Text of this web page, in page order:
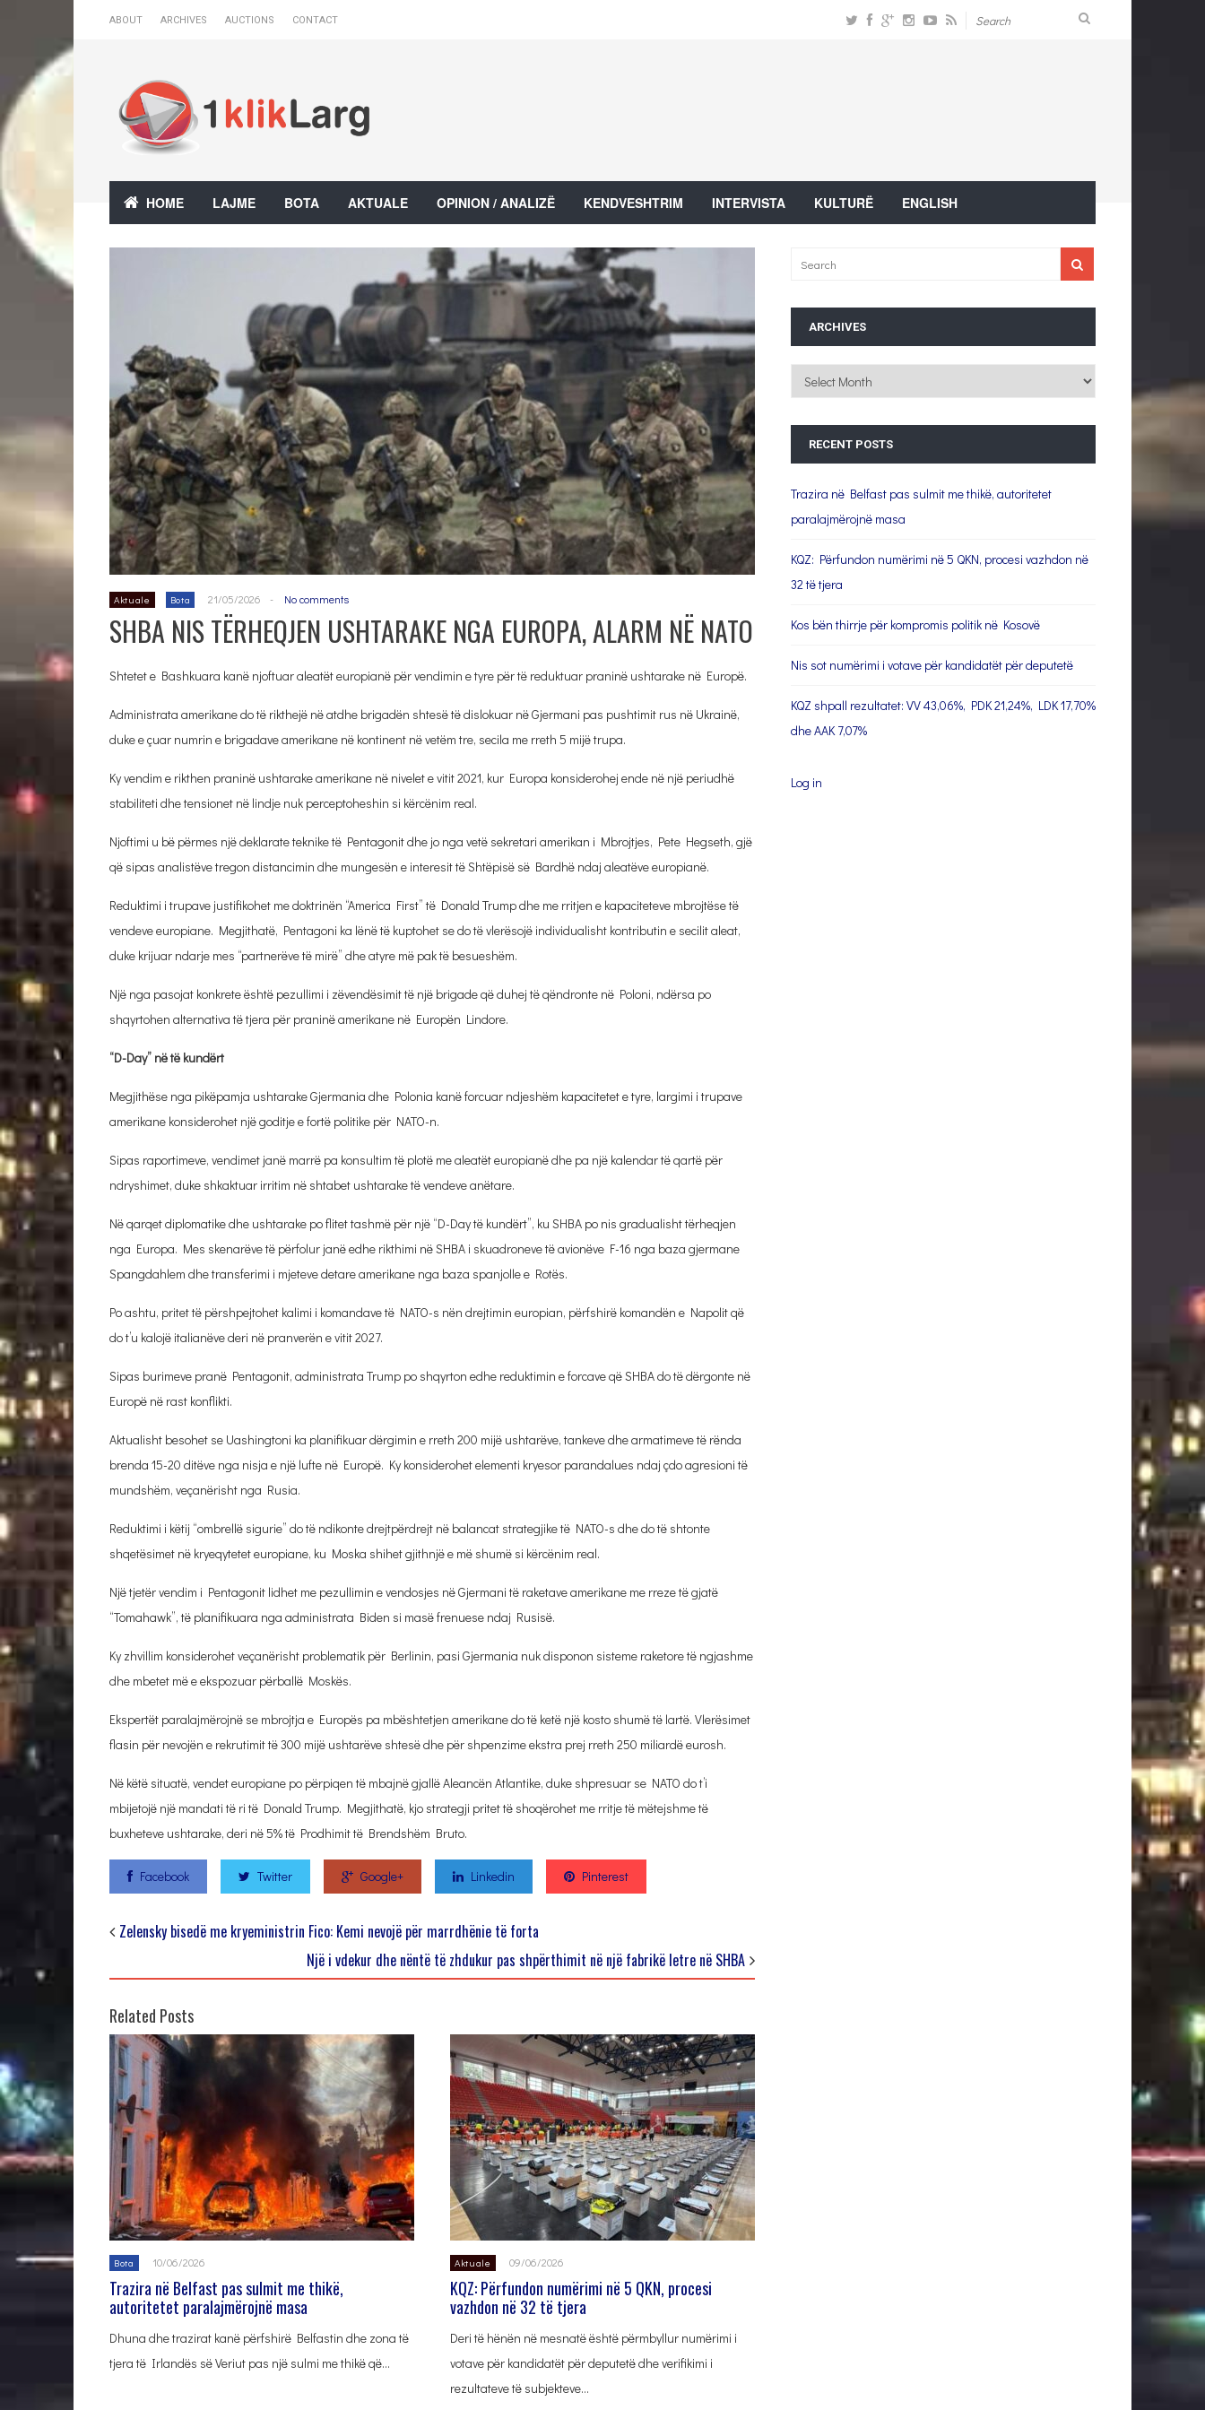
ABOUT ARCHIVES AUCTIONS CONTACT
HOME LAJME BOTA AKTUALE OPINION / ANALIZË KENDVESHTRIM INTERVISTA KULTURË ENGLISH
Aktuale Bota 21/05/2026 - No comments
SHBA NIS TËRHEQJEN USHTARAKE NGA EUROPA, ALARM NË NATO
Shtetet e Bashkuara kanë njoftuar aleatët europianë për vendimin e tyre për të reduktuar praninë ushtarake në Europë.
Administrata amerikane do të rikthejë në atdhe brigadën shtesë të dislokuar në Gjermani pas pushtimit rus në Ukrainë,
duke e çuar numrin e brigadave amerikane në kontinent në vetëm tre, secila me rreth 5 mijë trupa.
Ky vendim e rikthen praninë ushtarake amerikane në nivelet e vitit 2021, kur Europa konsiderohej ende në një periudhë
stabiliteti dhe tensionet në lindje nuk perceptoheshin si kërcënim real.
Njoftimi u bë përmes një deklarate teknike të Pentagonit dhe jo nga vetë sekretari amerikan i Mbrojtjes, Pete Hegseth, gjë
që sipas analistëve tregon distancimin dhe mungesën e interesit të Shtëpisë së Bardhë ndaj aleatëve europianë.
Reduktimi i trupave justifikohet me doktrinën “America First” të Donald Trump dhe me rritjen e kapaciteteve mbrojtëse të
vendeve europiane. Megjithatë, Pentagoni ka lënë të kuptohet se do të vlerësojë individualisht kontributin e secilit aleat,
duke krijuar ndarje mes “partnerëve të mirë” dhe atyre më pak të besueshëm.
Një nga pasojat konkrete është pezullimi i zëvendësimit të një brigade që duhej të qëndronte në Poloni, ndërsa po
shqyrtohen alternativa të tjera për praninë amerikane në Europën Lindore.
“D-Day” në të kundërt
Megjithëse nga pikëpamja ushtarake Gjermania dhe Polonia kanë forcuar ndjeshëm kapacitetet e tyre, largimi i trupave
amerikane konsiderohet një goditje e fortë politike për NATO-n.
Sipas raportimeve, vendimet janë marrë pa konsultim të plotë me aleatët europianë dhe pa një kalendar të qartë për
ndryshimet, duke shkaktuar irritim në shtabet ushtarake të vendeve anëtare.
Në qarqet diplomatike dhe ushtarake po flitet tashmë për një “D-Day të kundërt”, ku SHBA po nis gradualisht tërheqjen
nga Europa. Mes skenarëve të përfolur janë edhe rikthimi në SHBA i skuadroneve të avionëve F-16 nga baza gjermane
Spangdahlem dhe transferimi i mjeteve detare amerikane nga baza spanjolle e Rotës.
Po ashtu, pritet të përshpejtohet kalimi i komandave të NATO-s nën drejtimin europian, përfshirë komandën e Napolit që
do t’u kalojë italianëve deri në pranverën e vitit 2027.
Sipas burimeve pranë Pentagonit, administrata Trump po shqyrton edhe reduktimin e forcave që SHBA do të dërgonte në
Europë në rast konflikti.
Aktualisht besohet se Uashingtoni ka planifikuar dërgimin e rreth 200 mijë ushtarëve, tankeve dhe armatimeve të rënda
brenda 15-20 ditëve nga nisja e një lufte në Europë. Ky konsiderohet elementi kryesor parandalues ndaj çdo agresioni të
mundshëm, veçanërisht nga Rusia.
Reduktimi i këtij “ombrellë sigurie” do të ndikonte drejtpërdrejt në balancat strategjike të NATO-s dhe do të shtonte
shqetësimet në kryeqytetet europiane, ku Moska shihet gjithnjë e më shumë si kërcënim real.
Një tjetër vendim i Pentagonit lidhet me pezullimin e vendosjes në Gjermani të raketave amerikane me rreze të gjatë
“Tomahawk”, të planifikuara nga administrata Biden si masë frenuese ndaj Rusisë.
Ky zhvillim konsiderohet veçanërisht problematik për Berlinin, pasi Gjermania nuk disponon sisteme raketore të ngjashme
dhe mbetet më e ekspozuar përballë Moskës.
Ekspertët paralajmërojnë se mbrojtja e Europës pa mbështetjen amerikane do të ketë një kosto shumë të lartë. Vlerësimet
flasin për nevojën e rekrutimit të 300 mijë ushtarëve shtesë dhe për shpenzime ekstra prej rreth 250 miliardë eurosh.
Në këtë situatë, vendet europiane po përpiqen të mbajnë gjallë Aleancën Atlantike, duke shpresuar se NATO do t’i
mbijetojë një mandati të ri të Donald Trump. Megjithatë, kjo strategji pritet të shoqërohet me rritje të mëtejshme të
buxheteve ushtarake, deri në 5% të Prodhimit të Brendshëm Bruto.
Facebook Twitter Google+ Linkedin Pinterest
Zelensky bisedë me kryeministrin Fico: Kemi nevojë për marrdhënie të forta
Një i vdekur dhe nëntë të zhdukur pas shpërthimit në një fabrikë letre në SHBA
Related Posts
Bota 10/06/2026
Trazira në Belfast pas sulmit me thikë,
autoritetet paralajmërojnë masa
Dhuna dhe trazirat kanë përfshirë Belfastin dhe zona të
tjera të Irlandës së Veriut pas një sulmi me thikë që…
Aktuale 09/06/2026
KQZ: Përfundon numërimi në 5 QKN, procesi
vazhdon në 32 të tjera
Deri të hënën në mesnatë është përmbyllur numërimi i
votave për kandidatët për deputetë dhe verifikimi i
rezultateve të subjekteve…
ARCHIVES
Archives
RECENT POSTS
Trazira në Belfast pas sulmit me thikë, autoritetet
paralajmërojnë masa
KQZ: Përfundon numërimi në 5 QKN, procesi vazhdon në
32 të tjera
Kos bën thirrje për kompromis politik në Kosovë
Nis sot numërimi i votave për kandidatët për deputetë
KQZ shpall rezultatet: VV 43,06%, PDK 21,24%, LDK 17,70%
dhe AAK 7,07%
Log in